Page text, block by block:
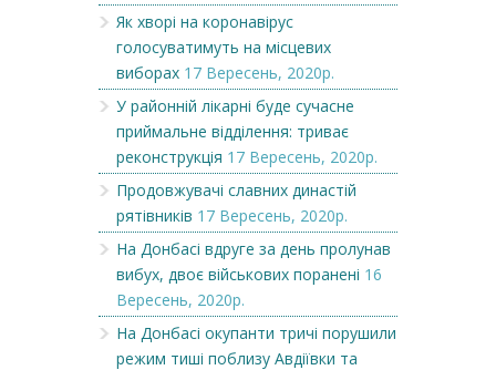
Як хворі на коронавірус
голосуватимуть на місцевих
виборах 17 Вересень, 2020р.
У районній лікарні буде сучасне
приймальне відділення: триває
реконструкція 17 Вересень, 2020р.
Продовжувачі славних династій
рятівників 17 Вересень, 2020р.
На Донбасі вдруге за день пролунав
вибух, двоє військових поранені 16
Вересень, 2020р.
На Донбасі окупанти тричі порушили
режим тиші поблизу Авдіївки та